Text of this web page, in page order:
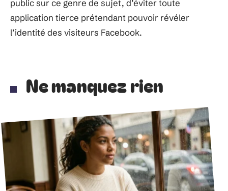
public sur ce genre de sujet, d’éviter toute
application tierce prétendant pouvoir révéler
l’identité des visiteurs Facebook.
Ne manquez rien